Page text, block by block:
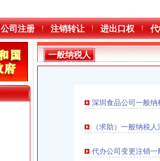
公司注册 注销转让 进出口权
一般纳税人
注销
深圳食品公司一般
（求助）一般纳税
代办公司变更注销